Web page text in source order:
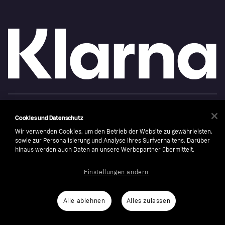
number: 556737-0431
Cookies Klarna.com
Cookies und Datenschutz
Wir verwenden Cookies, um den Betrieb der Website zu gewährleisten,
sowie zur Personalisierung und Analyse Ihres Surfverhaltens. Darüber
hinaus werden auch Daten an unsere Werbepartner übermittelt.
Alle ablehnen Alles zulassen
Einstellungen ändern